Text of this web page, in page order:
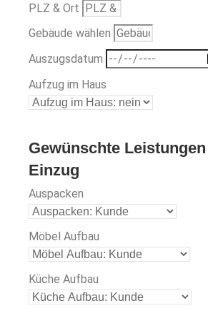
PLZ & Ort
Gebäude wählen
Auszugsdatum
Aufzug im Haus
Gewünschte
Einzug
Auspacken
Möbel Aufbau
Küche Aufbau